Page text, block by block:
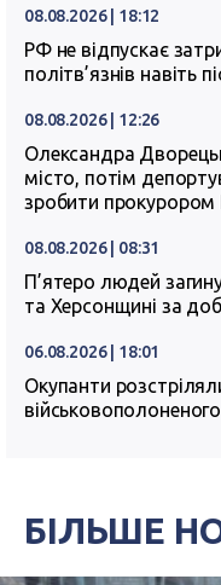
08.08.2026 | 18:12
РФ не відпускає
політв’язнів навіть
08.08.2026 | 12:26
Олександра
місто, потім
зробити
08.08.2026 | 08:31
П’ятеро людей
та Херсонщині за
06.08.2026 | 18:01
Окупанти
БІЛЬШЕ